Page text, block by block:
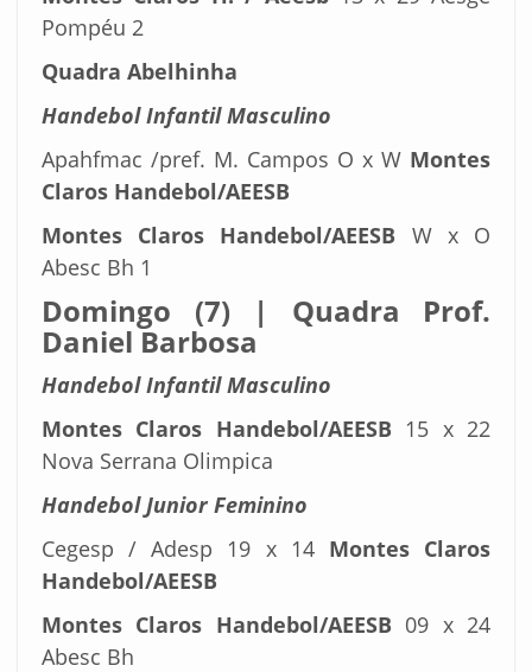
Pompéu 2
Quadra Abelhinha
Handebol Infantil Masculino
Apahfmac /pref. M. Campos O x W Montes
Claros Handebol/AEESB
Montes Claros Handebol/AEESB W x O
Abesc Bh 1
Domingo (7) | Quadra Prof.
Daniel Barbosa
Handebol Infantil Masculino
Montes Claros Handebol/AEESB 15 x 22
Nova Serrana Olimpica
Handebol Junior Feminino
Cegesp / Adesp 19 x 14 Montes Claros
Handebol/AEESB
Montes Claros Handebol/AEESB 09 x 24
Abesc Bh